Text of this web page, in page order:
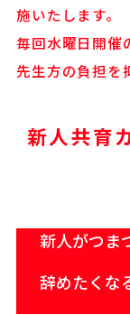
施いたします。
毎回水曜日開催
先生方の負担を
新人共育
新人がつま
辞めたくな